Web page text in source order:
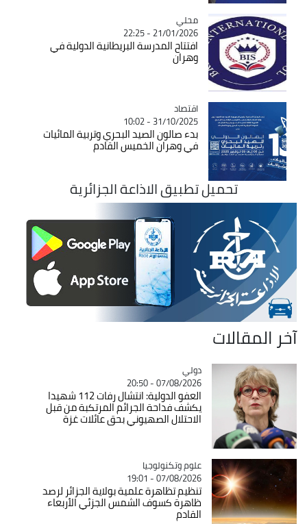
Catégorie
محلي
21/01/2026 - 22:25
افتتاح المدرسة البريطانية الدولية في
وهران
Catégorie
اقتصاد
31/10/2025 - 10:02
بدء صالون الصيد البحري وتربية المائيات
في وهران الخميس القادم
تحميل تطبيق الاذاعة الجزائرية
آخر المقالات
Catégorie
دولي
07/08/2026 - 20:50
العفو الدولية: انتشال رفات 112 شهيدا
يكشف فداحة الجرائم المرتكبة من قبل
الاحتلال الصهيوني بحق عائلات غزة
Catégorie
علوم وتكنولوجيا
07/08/2026 - 19:01
تنظيم تظاهرة علمية بولاية الجزائر لرصد
ظاهرة كسوف الشمس الجزئي الأربعاء
القادم